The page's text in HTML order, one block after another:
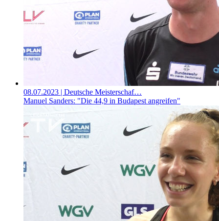
08.07.2023 | Deutsche Meisterschaf…
Manuel Sanders: "Die 44,9 in Budapest angreifen"